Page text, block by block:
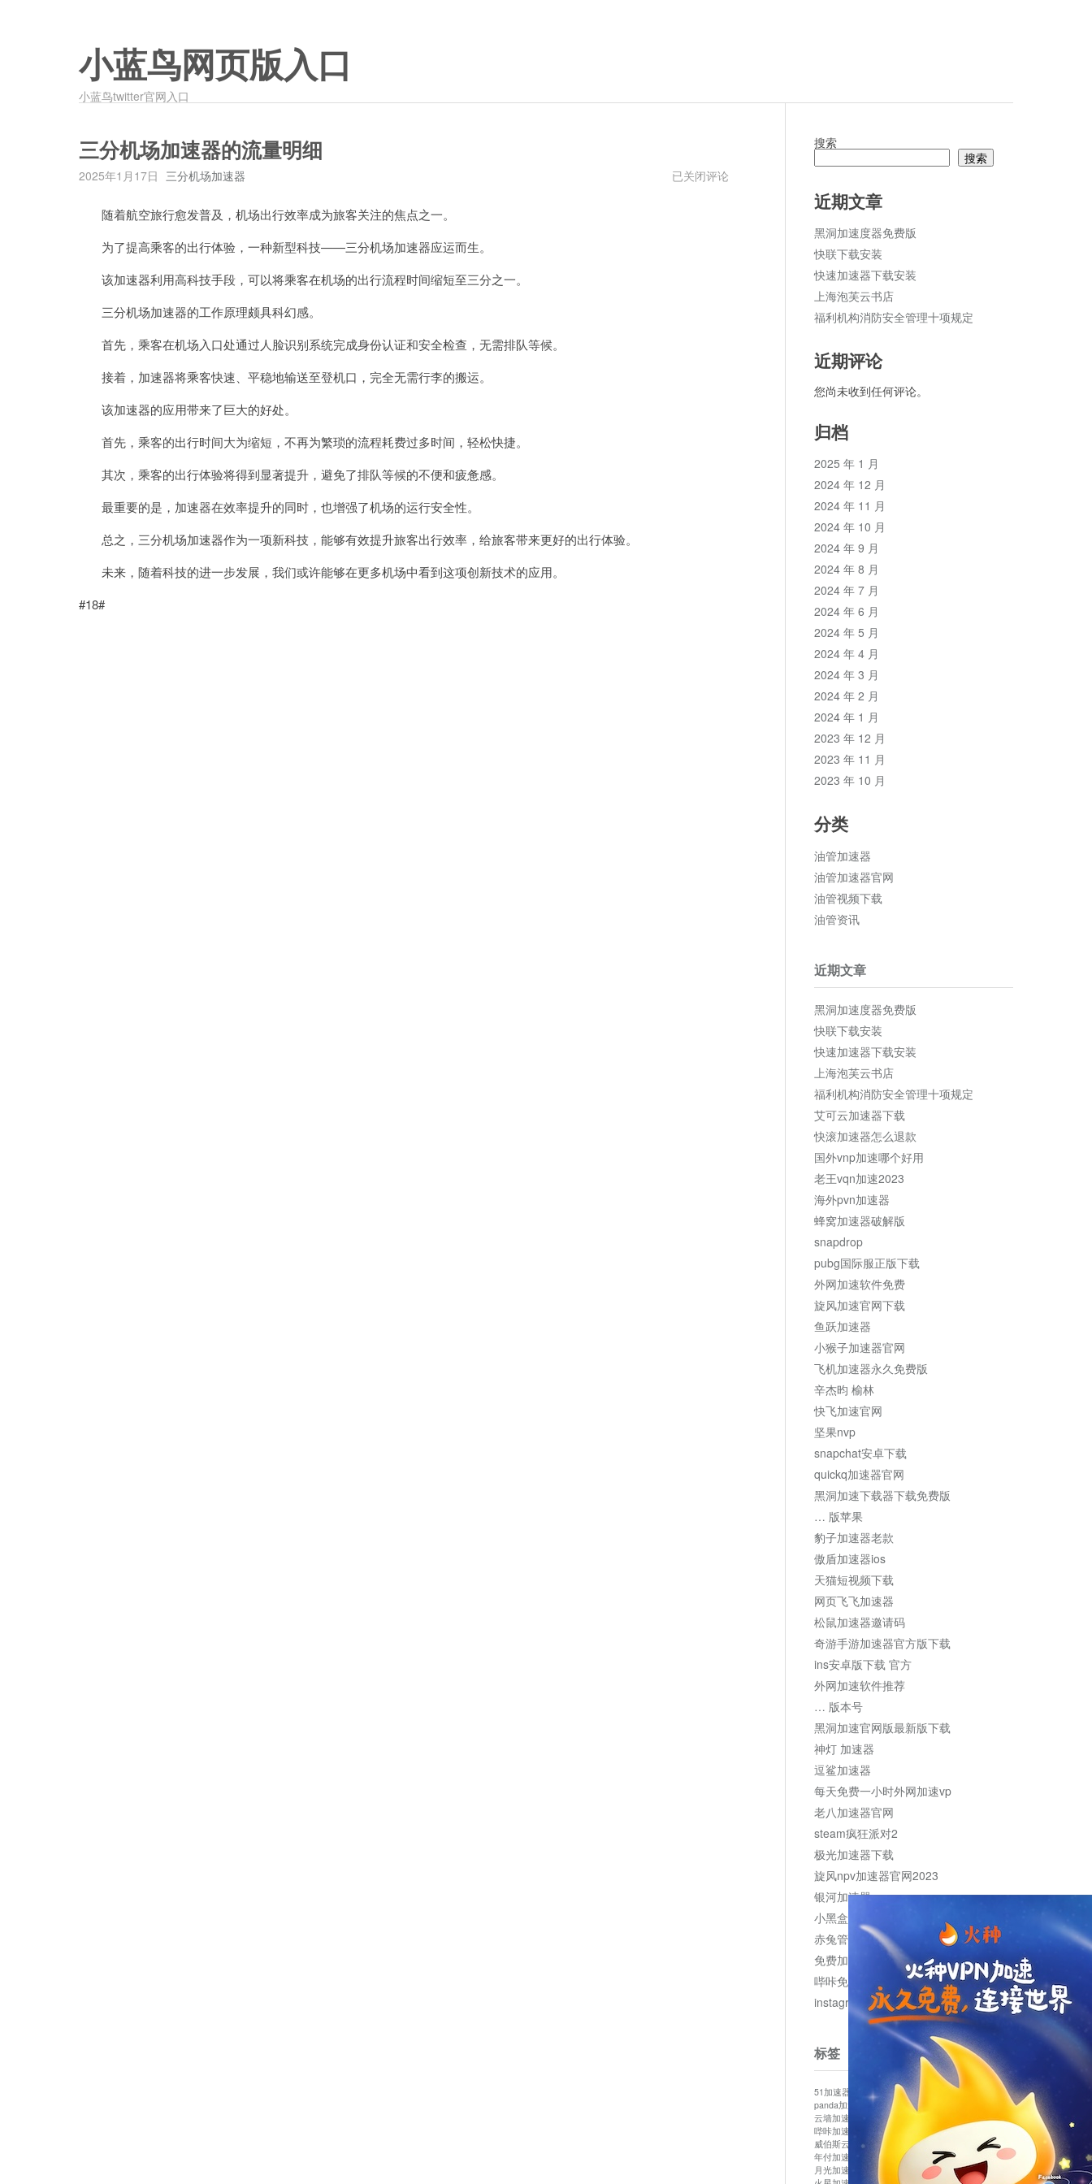
小蓝鸟网页版入口
小蓝鸟twitter官网入口
三分机场加速器的流量明细
2025年1月17日 三分机场加速器
三
已关闭评论
随着航空旅行愈发普及，机场出行效率成为旅客关注的焦点之一。
为了提高乘客的出行体验，一种新型科技——三分机场加速器应运而生。
该加速器利用高科技手段，可以将乘客在机场的出行流程时间缩短至三分之一。
三分机场加速器的工作原理颇具科幻感。
首先，乘客在机场入口处通过人脸识别系统完成身份认证和安全检查，无需排队等候。
接着，加速器将乘客快速、平稳地输送至登机口，完全无需行李的搬运。
该加速器的应用带来了巨大的好处。
首先，乘客的出行时间大为缩短，不再为繁琐的流程耗费过多时间，轻松快捷。
其次，乘客的出行体验将得到显著提升，避免了排队等候的不便和疲惫感。
最重要的是，加速器在效率提升的同时，也增强了机场的运行安全性。
总之，三分机场加速器作为一项新科技，能够有效提升旅客出行效率，给旅客带来更好的出行体验。
未来，随着科技的进一步发展，我们或许能够在更多机场中看到这项创新技术的应用。
#18#
搜索
搜索
近期文章
黑洞加速度器免费版
快联下载安装
快速加速器下载安装
上海泡芙云书店
福利机构消防安全管理十项规定
近期评论
您尚未收到任何评论。
归档
2025 年 1 月
2024 年 12 月
2024 年 11 月
2024 年 10 月
2024 年 9 月
2024 年 8 月
2024 年 7 月
2024 年 6 月
2024 年 5 月
2024 年 4 月
2024 年 3 月
2024 年 2 月
2024 年 1 月
2023 年 12 月
2023 年 11 月
2023 年 10 月
分类
油管加速器
油管加速器官网
油管视频下载
油管资讯
近期文章
黑洞加速度器免费版
快联下载安装
快速加速器下载安装
上海泡芙云书店
福利机构消防安全管理十项规定
艾可云加速器下载
快滚加速器怎么退款
国外vnp加速哪个好用
老王vqn加速2023
海外pvn加速器
蜂窝加速器破解版
snapdrop
pubg国际服正版下载
外网加速软件免费
旋风加速官网下载
鱼跃加速器
小猴子加速器官网
飞机加速器永久免费版
辛杰昀 榆林
快飞加速官网
坚果nvp
snapchat安卓下载
quickq加速器官网
黑洞加速下载器下载免费版
… 版苹果
豹子加速器老款
傲盾加速器ios
天猫短视频下载
网页飞飞加速器
松鼠加速器邀请码
奇游手游加速器官方版下载
ins安卓版下载 官方
外网加速软件推荐
… 版本号
黑洞加速官网版最新版下载
神灯 加速器
逗鲨加速器
每天免费一小时外网加速vp
老八加速器官网
steam疯狂派对2
极光加速器下载
旋风npv加速器官网2023
银河加速器
小黑盒加速器加速
赤兔管理平台
免费加速器
哔咔免费加速服务器
instagram网页版登录入口
标签
51加速器 bitznet hidecat i7加速器
kuai500
panda加速器
snap加速器 vp加速器
中信加速器
云墙加速器
云速加速器
哔咔加速器
哔咔哔咔加速器 喵云 回锅肉加速器
威伯斯云
小明加速器 小蓝鸟加速器
布谷vp加速器
年付加速器
心阶云 快连 怎么上外网
易飞加速器
月光加速器
机场加速器 松果云 梯子加速器